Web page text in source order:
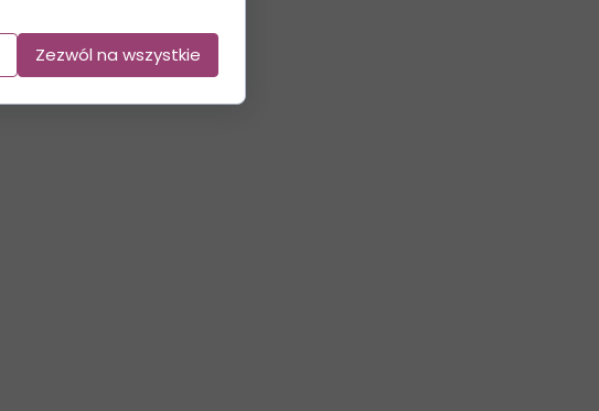
Zezwól na wszystkie